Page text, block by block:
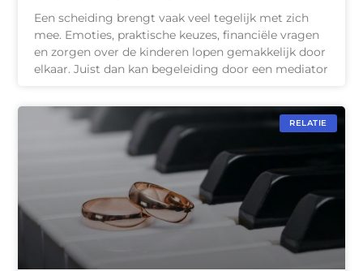
Een scheiding brengt vaak veel tegelijk met zich
mee. Emoties, praktische keuzes, financiële vragen
en zorgen over de kinderen lopen gemakkelijk door
elkaar. Juist dan kan begeleiding door een mediator
RELATIE